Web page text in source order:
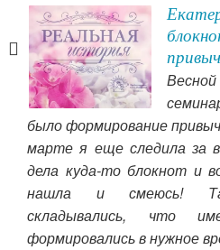
было формирование
марте я еще следила за
дела куда-то блокнот и
нашла и смеюсь!
складывались, что
формировались в нужное